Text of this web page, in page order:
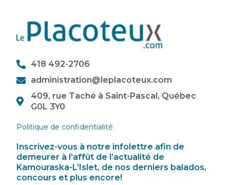
418 492-2706
administration@leplacoteux.com
409, rue Taché à Saint-Pascal, Québec
G0L 3Y0
Politique de confidentialité
Inscrivez-vous à notre infolettre afin de
demeurer à l’affût de l’actualité de
Kamouraska-L’Islet, de nos derniers balados,
concours et plus encore!